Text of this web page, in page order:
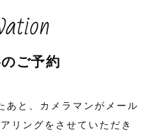
ご予約
あと、カメラマンがメール
リングをさせていただき